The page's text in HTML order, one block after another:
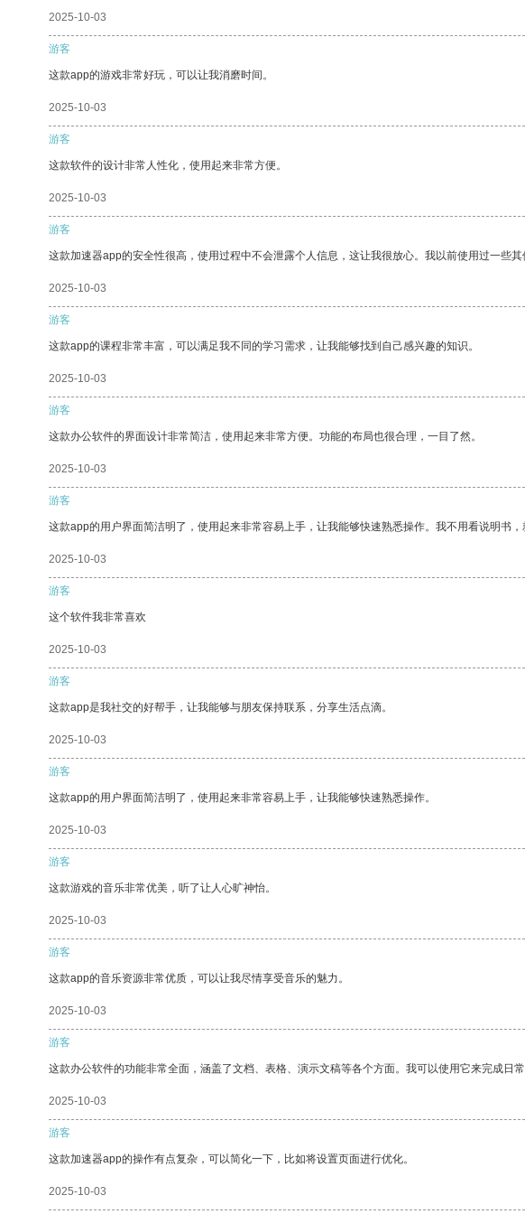
2025-10-03
游客
这款app的游戏非常好玩，可以让我消磨时间。
2025-10-03
游客
这款软件的设计非常人性化，使用起来非常方便。
2025-10-03
游客
这款加速器app的安全性很高，使用过程中不会泄露个人信息，这让我很放心。我以前使用过一些
2025-10-03
游客
这款app的课程非常丰富，可以满足我不同的学习需求，让我能够找到自己感兴趣的知识。
2025-10-03
游客
这款办公软件的界面设计非常简洁，使用起来非常方便。功能的布局也很合理，一目了然。
2025-10-03
游客
这款app的用户界面简洁明了，使用起来非常容易上手，让我能够快速熟悉操作。我不用看说明书，
2025-10-03
游客
这个软件我非常喜欢
2025-10-03
游客
这款app是我社交的好帮手，让我能够与朋友保持联系，分享生活点滴。
2025-10-03
游客
这款app的用户界面简洁明了，使用起来非常容易上手，让我能够快速熟悉操作。
2025-10-03
游客
这款游戏的音乐非常优美，听了让人心旷神怡。
2025-10-03
游客
这款app的音乐资源非常优质，可以让我尽情享受音乐的魅力。
2025-10-03
游客
这款办公软件的功能非常全面，涵盖了文档、表格、演示文稿等各个方面。我可以使用它来完成日
2025-10-03
游客
这款加速器app的操作有点复杂，可以简化一下，比如将设置页面进行优化。
2025-10-03